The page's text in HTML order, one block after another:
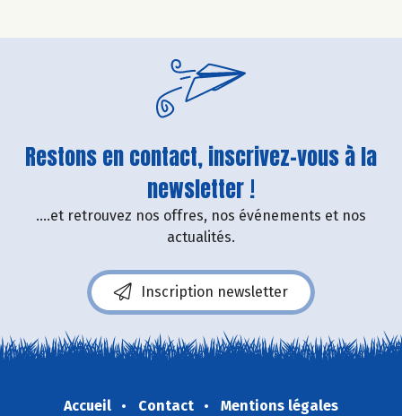
Restons en contact, inscrivez-vous à la
newsletter !
....et retrouvez nos offres, nos événements et nos
actualités.
Inscription newsletter
Accueil Contact
Mentions légales